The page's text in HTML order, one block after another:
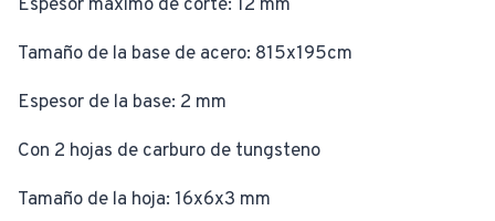
Espesor máximo de corte: 12 mm
Tamaño de la base de acero: 815x195cm
Espesor de la base: 2 mm
Con 2 hojas de carburo de tungsteno
Tamaño de la hoja: 16x6x3 mm